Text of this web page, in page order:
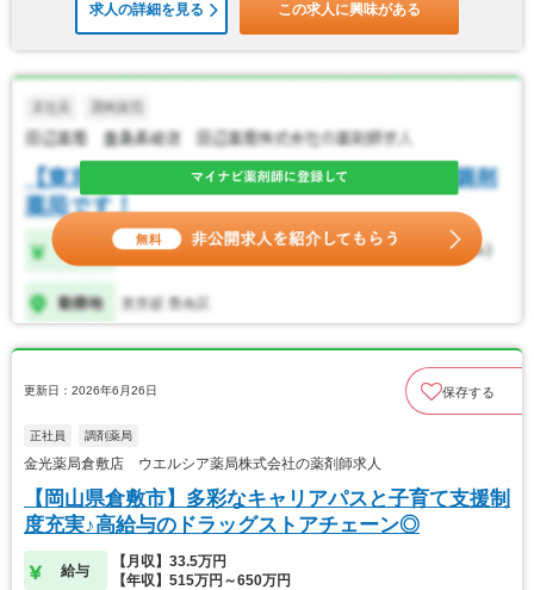
求人の詳細を見る この求人に興味がある
更新日：2026年6月26日 保存する
正社員 調剤薬局
金光薬局倉敷店 ウエルシア薬局株式会社の薬剤師求人
【岡山県倉敷市】多彩なキャリアパスと子育て支援制
度充実♪高給与のドラッグストアチェーン◎
給与
【月収】33.5万円
【年収】515万円～650万円